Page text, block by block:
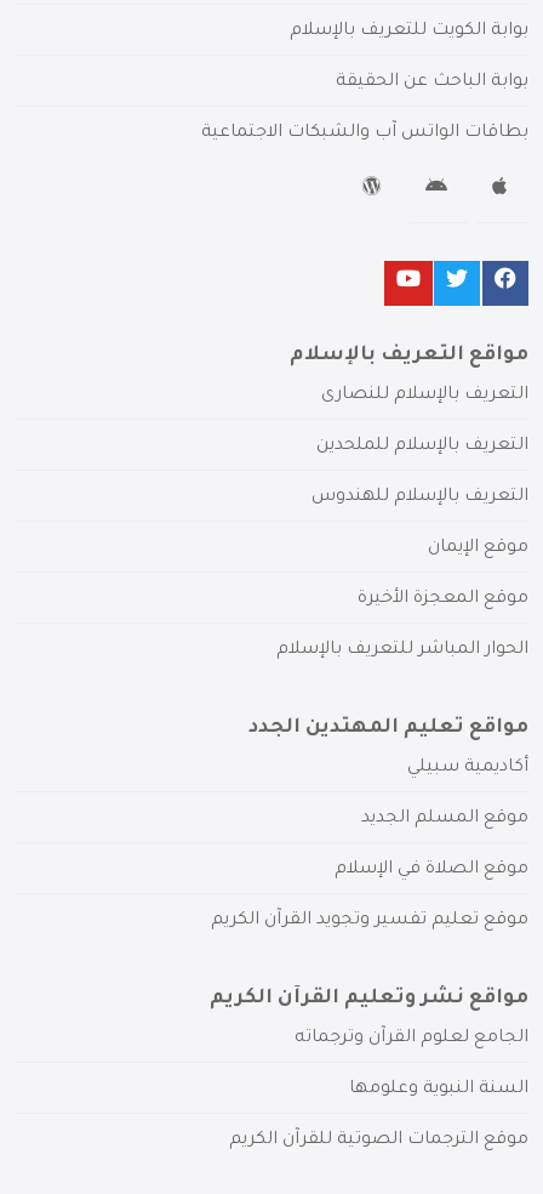
بوابة الكويت للتعريف بالإسلام
بوابة الباحث عن الحقيقة
بطاقات الواتس آب والشبكات الاجتماعية
مواقع التعريف بالإسلام
التعريف بالإسلام للنصارى
التعريف بالإسلام للملحدين
التعريف بالإسلام للهندوس
موقع الإيمان
موقع المعجزة الأخيرة
الحوار المباشر للتعريف بالإسلام
مواقع تعليم المهتدين الجدد
أكاديمية سبيلي
موقع المسلم الجديد
موقع الصلاة في الإسلام
موقع تعليم تفسير وتجويد القرآن الكريم
مواقع نشر وتعليم القرآن الكريم
الجامع لعلوم القرآن وترجماته
السنة النبوية وعلومها
موقع الترجمات الصوتية للقرآن الكريم